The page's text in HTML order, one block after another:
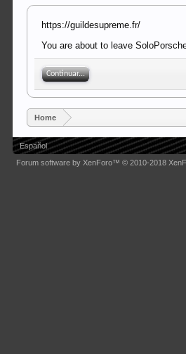
https://guildesupreme.fr/
You are about to leave
Continuar...
Home
Español
Forum software by XenForo™© 2010-2018